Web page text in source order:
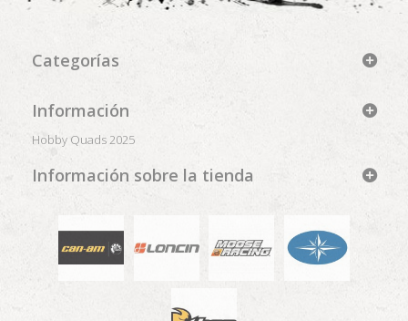
Categorías
Información
Hobby Quads 2025
Información sobre la tienda